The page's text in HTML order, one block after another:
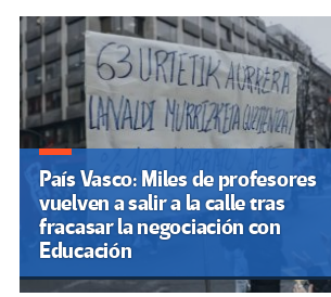
País Vasco: Miles de profesores
vuelven a salir a la calle tras
fracasar la negociación con
Educación